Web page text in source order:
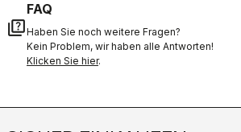
quiz
FAQ
Haben Sie noch weitere Fragen?
Kein Problem, wir haben alle Antworten!
Klicken Sie hier.